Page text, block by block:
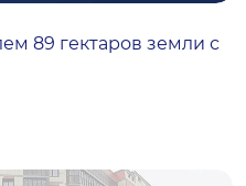
89 гектаров земли с